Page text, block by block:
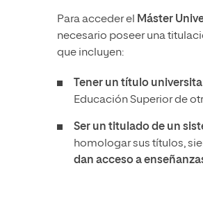
Para acceder el
Máster
necesario poseer una
que incluyen:
Tener un título
Educación Superior de
Ser un titulado de un
homologar sus títulos,
dan acceso a